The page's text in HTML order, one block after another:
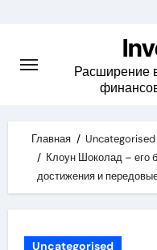
content
Расширение
Главная
Uncategorised
Клоун Шоколад – его
достижения и
Uncategorised